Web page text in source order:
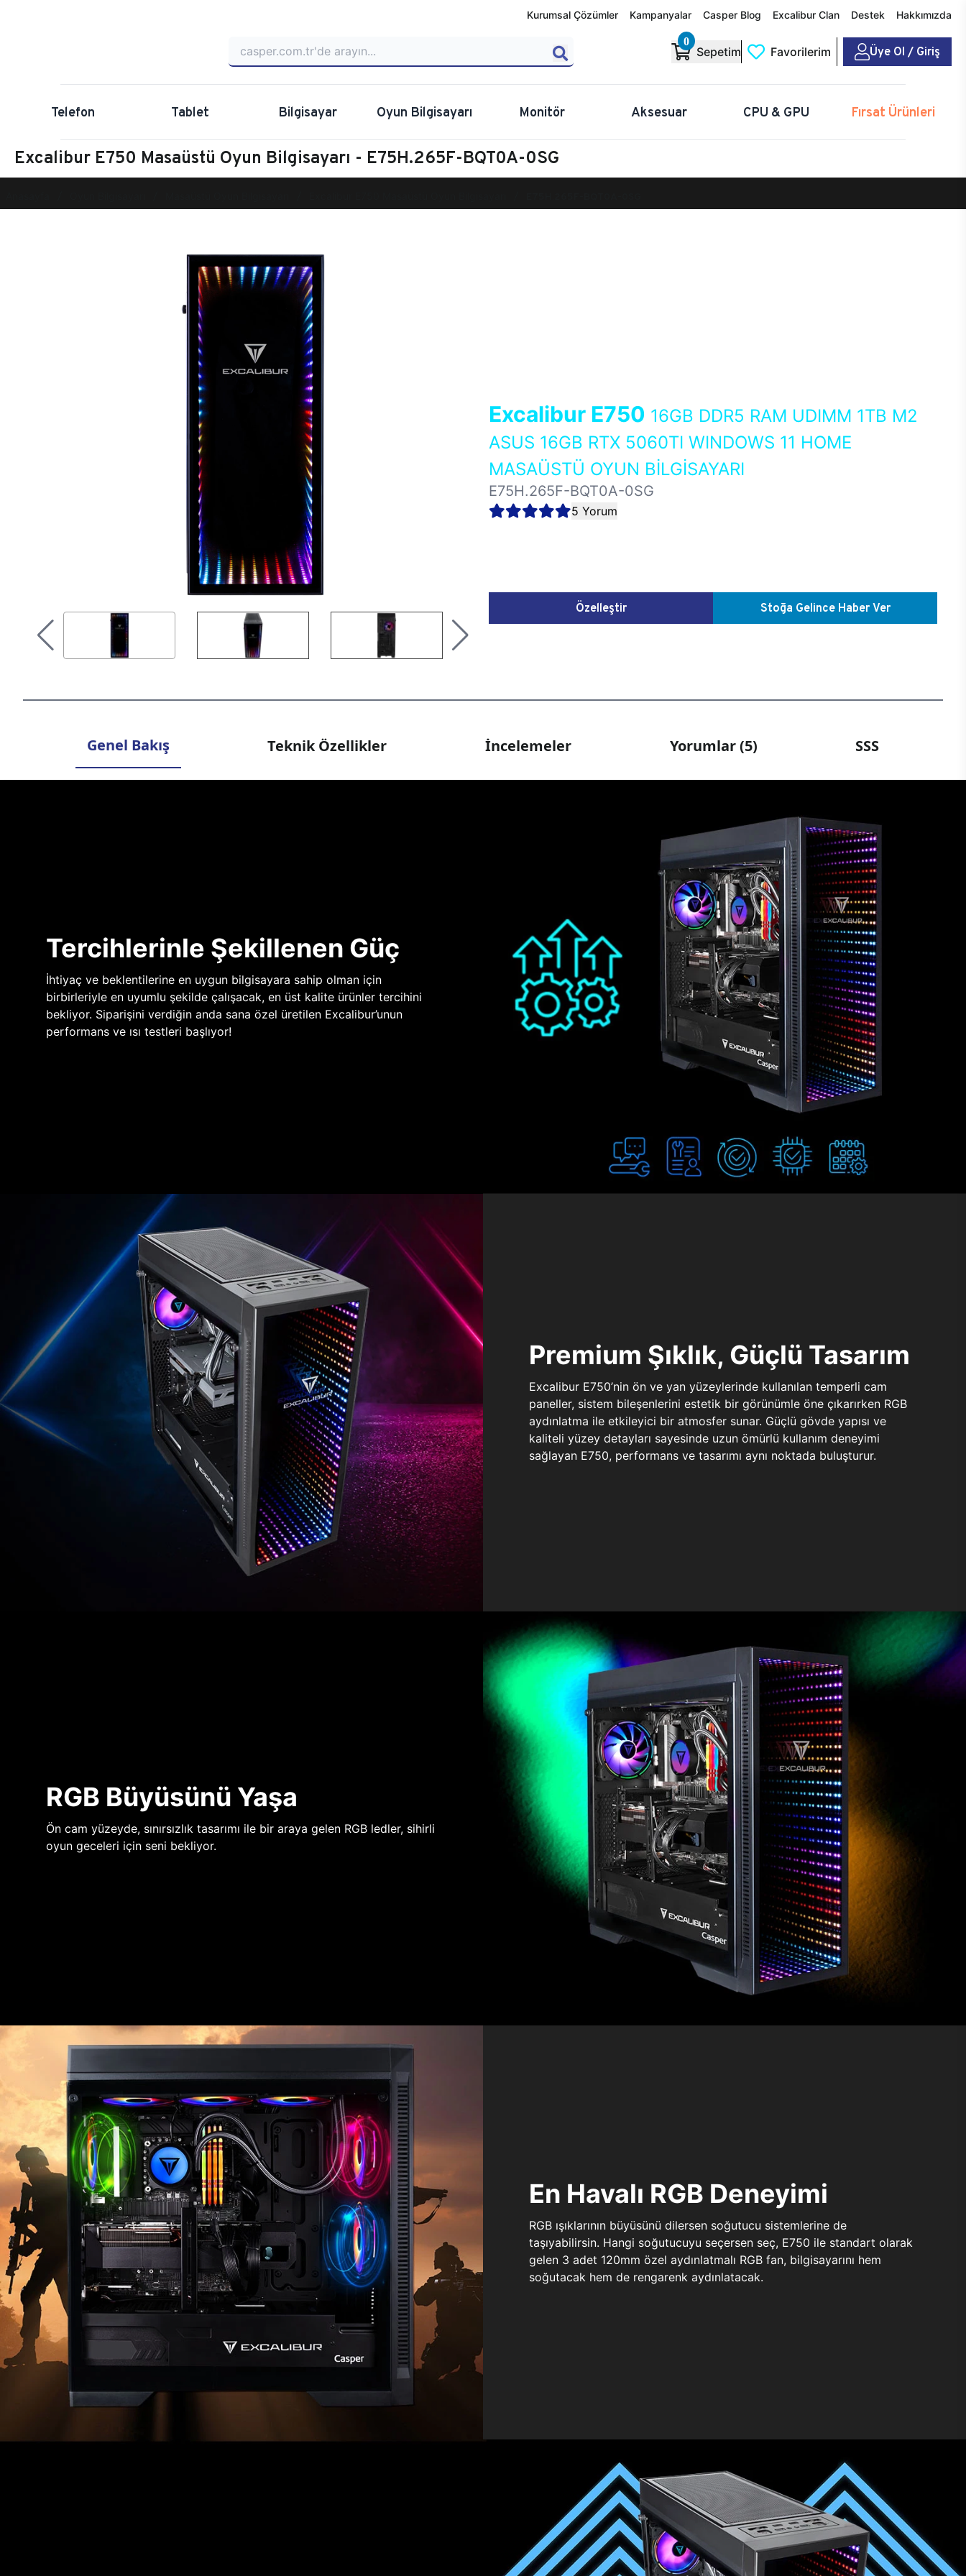
Kurumsal Çözümler Kampanyalar Casper Blog Excalibur Clan Destek Hakkımızda
0
Sepetim Favorilerim Üye Ol / Giriş
Telefon Tablet Bilgisayar Oyun Bilgisayarı Monitör Aksesuar CPU & GPU Fırsat Ürünleri
Excalibur E750 Masaüstü Oyun Bilgisayarı - E75H.265F-BQT0A-0SG
Excalibur E750 16GB DDR5 RAM UDIMM 1TB M2
ASUS 16GB RTX 5060TI WINDOWS 11 HOME
MASAÜSTÜ OYUN BİLGİSAYARI
E75H.265F-BQT0A-0SG
5 Yorum
Özelleştir Stoğa Gelince Haber Ver
Genel Bakış Teknik Özellikler İncelemeler Yorumlar (5) SSS
Tercihlerinle Şekillenen Güç
İhtiyaç ve beklentilerine en uygun bilgisayara sahip olman için
birbirleriyle en uyumlu şekilde çalışacak, en üst kalite ürünler tercihini
bekliyor. Siparişini verdiğin anda sana özel üretilen Excalibur’unun
performans ve ısı testleri başlıyor!
Premium Şıklık, Güçlü Tasarım
Excalibur E750’nin ön ve yan yüzeylerinde kullanılan temperli cam
paneller, sistem bileşenlerini estetik bir görünümle öne çıkarırken RGB
aydınlatma ile etkileyici bir atmosfer sunar. Güçlü gövde yapısı ve
kaliteli yüzey detayları sayesinde uzun ömürlü kullanım deneyimi
sağlayan E750, performans ve tasarımı aynı noktada buluşturur.
RGB Büyüsünü Yaşa
Ön cam yüzeyde, sınırsızlık tasarımı ile bir araya gelen RGB ledler, sihirli
oyun geceleri için seni bekliyor.
En Havalı RGB Deneyimi
RGB ışıklarının büyüsünü dilersen soğutucu sistemlerine de
taşıyabilirsin. Hangi soğutucuyu seçersen seç, E750 ile standart olarak
gelen 3 adet 120mm özel aydınlatmalı RGB fan, bilgisayarını hem
soğutacak hem de rengarenk aydınlatacak.